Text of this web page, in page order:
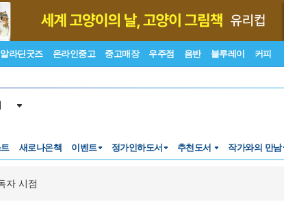
알라딘굿즈 온라인중고 중고매장 우주점 음반 블루레이 커피
새로나온책 이벤트 정가인하도서 추천도서 작가와의 만남
자 시점